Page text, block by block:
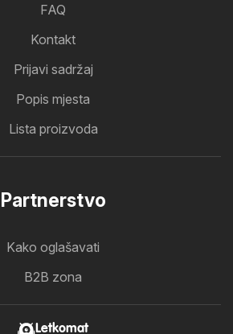
FAQ
Kontakt
Prijavi sadržaj
Popis mjesta
Lista proizvoda
Partnerstvo
Kako oglašavati
B2B zona
Letkomat